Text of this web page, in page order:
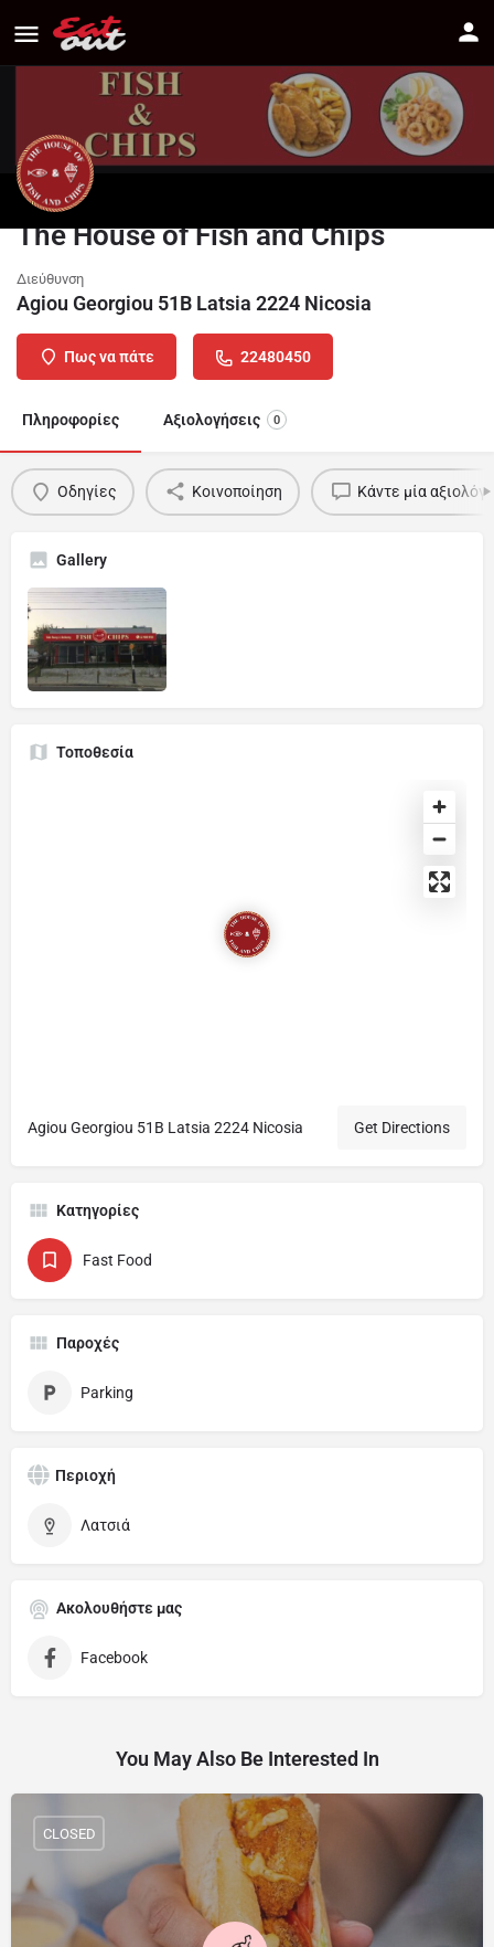
The House of Fish and Chips
Διεύθυνση
Agiou Georgiou 51B Latsia 2224 Nicosia
Πως να πάτε 22480450
Πληροφορίες Αξιολογήσεις 0
Οδηγίες Κοινοποίηση Κάντε μία
Gallery
Τοποθεσία
Agiou Georgiou 51B Latsia 2224 Nicosia Get Directions
Κατηγορίες
Fast Food
Παροχές
Parking
Περιοχή
Λατσιά
Ακολουθήστε μας
Facebook
You May Also Be Interested In
CLOSED